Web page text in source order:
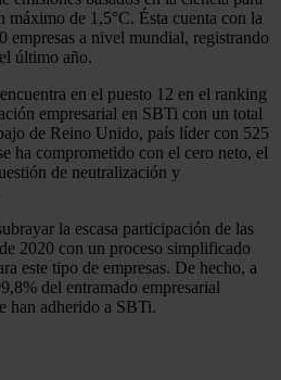
máximo de 1,5°C. Ésta cuenta con la
empresas a nivel mundial, registrando
último año.
en el puesto 12 en el ranking
empresarial en SBTi con un total
de Reino Unido, país líder con 525
ha comprometido con el cero neto, el
de neutralización y
la escasa participación de las
2020 con un proceso simplificado
este tipo de empresas. De hecho, a
del entramado empresarial
han adherido a SBTi.